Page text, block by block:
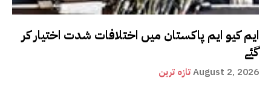
ایم کیو ایم پاکستان میں اختلافات شدت اختیار کر
گئے
تازہ ترینAugust 2, 2026